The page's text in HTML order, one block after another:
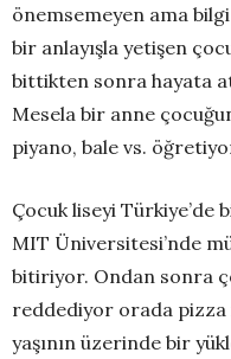
önemsemeyen ama
bir anlayışla yetişen
bittikten sonra hayata
Mesela bir anne
piyano, bale vs.
Çocuk liseyi Türkiye’de
MIT Üniversitesi’nde
bitiriyor. Ondan sonra
reddediyor orada pizza
yaşının üzerinde bir